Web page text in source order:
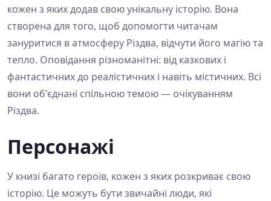
кожен з яких додав свою унікальну історію. Вона
створена для того, щоб допомогти читачам
зануритися в атмосферу Різдва, відчути його магію та
тепло. Оповідання різноманітні: від казкових і
фантастичних до реалістичних і навіть містичних. Всі
вони об'єднані спільною темою — очікуванням
Різдва.
Персонажі
У книзі багато героїв, кожен з яких розкриває свою
історію. Це можуть бути звичайні люди, які